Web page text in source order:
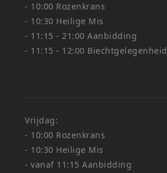
- 10:00 Rozenkrans
- 10:30 Heilige Mis
- 11:15 - 21:00 Aanbidding
- 11:15 - 12:00 Biechtgelegenheid
Vrijdag:
- 10:00 Rozenkrans
- 10:30 Heilige Mis
- vanaf 11:15 Aanbidding